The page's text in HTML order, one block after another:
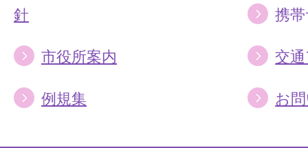
針
携
市役所案内 交
例規集 お